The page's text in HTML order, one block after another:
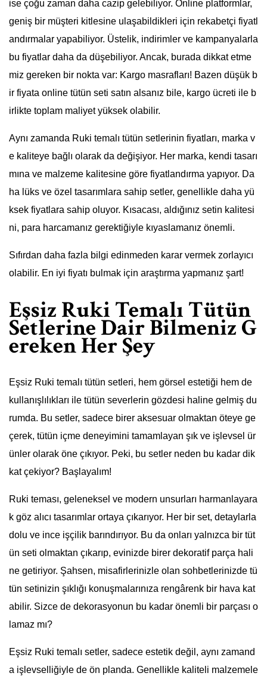
ise çoğu zaman daha cazip gelebiliyor. Online platformlar,
geniş bir müşteri kitlesine ulaşabildikleri için rekabetçi fiyatl
andırmalar yapabiliyor. Üstelik, indirimler ve kampanyalarla
bu fiyatlar daha da düşebiliyor. Ancak, burada dikkat etme
miz gereken bir nokta var: Kargo masrafları! Bazen düşük b
ir fiyata online tütün seti satın alsanız bile, kargo ücreti ile b
irlikte toplam maliyet yüksek olabilir.
Aynı zamanda Ruki temalı tütün setlerinin fiyatları, marka v
e kaliteye bağlı olarak da değişiyor. Her marka, kendi tasarı
mına ve malzeme kalitesine göre fiyatlandırma yapıyor. Da
ha lüks ve özel tasarımlara sahip setler, genellikle daha yü
ksek fiyatlara sahip oluyor. Kısacası, aldığınız setin kalitesi
ni, para harcamanız gerektiğiyle kıyaslamanız önemli.
Sıfırdan daha fazla bilgi edinmeden karar vermek zorlayıcı
olabilir. En iyi fiyatı bulmak için araştırma yapmanız şart!
Eşsiz Ruki Temalı Tütün
Setlerine Dair Bilmeniz G
ereken Her Şey
Eşsiz Ruki temalı tütün setleri, hem görsel estetiği hem de
kullanışlılıkları ile tütün severlerin gözdesi haline gelmiş du
rumda. Bu setler, sadece birer aksesuar olmaktan öteye ge
çerek, tütün içme deneyimini tamamlayan şık ve işlevsel ür
ünler olarak öne çıkıyor. Peki, bu setler neden bu kadar dik
kat çekiyor? Başlayalım!
Ruki teması, geleneksel ve modern unsurları harmanlayara
k göz alıcı tasarımlar ortaya çıkarıyor. Her bir set, detaylarla
dolu ve ince işçilik barındırıyor. Bu da onları yalnızca bir tüt
ün seti olmaktan çıkarıp, evinizde birer dekoratif parça hali
ne getiriyor. Şahsen, misafirlerinizle olan sohbetlerinizde tü
tün setinizin şıklığı konuşmalarınıza rengârenk bir hava kat
abilir. Sizce de dekorasyonun bu kadar önemli bir parçası o
lamaz mı?
Eşsiz Ruki temalı setler, sadece estetik değil, aynı zamand
a işlevselliğiyle de ön planda. Genellikle kaliteli malzemele